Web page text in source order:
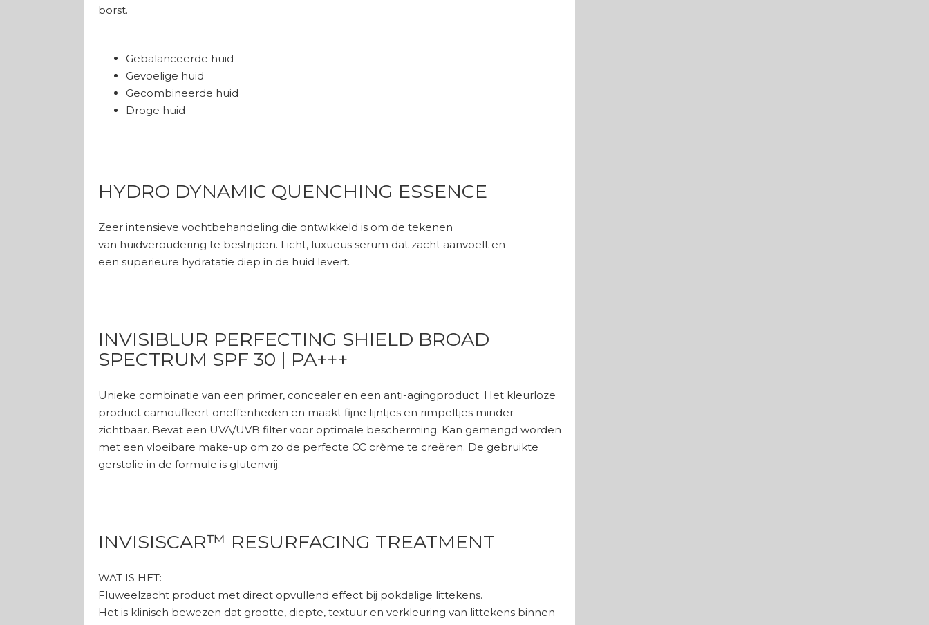
borst.
Gebalanceerde huid
Gevoelige huid
Gecombineerde huid
Droge huid
HYDRO DYNAMIC QUENCHING ESSENCE
Zeer intensieve vochtbehandeling die ontwikkeld is om de tekenen
van huidveroudering te bestrijden. Licht, luxueus serum dat zacht aanvoelt en
een superieure hydratatie diep in de huid levert.
INVISIBLUR PERFECTING SHIELD BROAD
SPECTRUM SPF 30 | PA+++
Unieke combinatie van een primer, concealer en een anti-agingproduct. Het kleurloze
product camoufleert oneffenheden en maakt fijne lijntjes en rimpeltjes minder
zichtbaar. Bevat een UVA/UVB filter voor optimale bescherming. Kan gemengd worden
met een vloeibare make-up om zo de perfecte CC crème te creëren. De gebruikte
gerstolie in de formule is glutenvrij.
INVISISCAR™ RESURFACING TREATMENT
WAT IS HET:
Fluweelzacht product met direct opvullend effect bij pokdalige littekens.
Het is klinisch bewezen dat grootte, diepte, textuur en verkleuring van littekens binnen